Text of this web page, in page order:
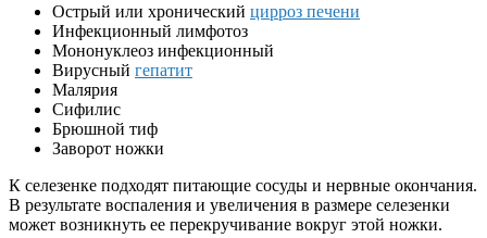
Острый или хронический цирроз печени
Инфекционный лимфотоз
Мононуклеоз инфекционный
Вирусный гепатит
Малярия
Сифилис
Брюшной тиф
Заворот ножки
К селезенке подходят питающие сосуды и нервные окончания.
В результате воспаления и увеличения в размере селезенки
может возникнуть ее перекручивание вокруг этой ножки.